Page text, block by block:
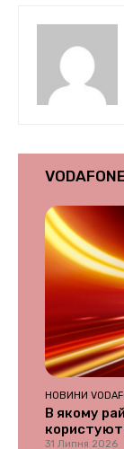
НОВИНИ
В якому
31 Липня 2026